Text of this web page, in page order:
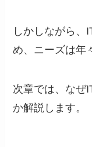
しかしながら、
め、ニーズは年
次章では、なぜ
か解説します。